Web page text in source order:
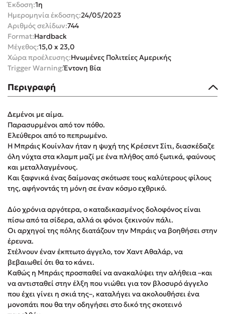
Δημοφιλείς Συγγραφείς
Φυστίκι ΠουΚυλάει
Παύλος Καστανάς
El Sombrero
Στέφανος Ξενάκης
Sebastian Fitzek
Freida McFadden
Κατρίνα Τσάνταλη
Lucinda Riley
Mimi Matthews
Benzamin Bécue
Rebecca Yarros
Teo Benedetti
Emily Henry
Ali Hazelwood
Cori Doerrfeld
Pierdomenico Baccalario
Δανάη Ιμπραχήμ
Δημοφιλή Άρθρα
Έκδοση:1η
Ημερομηνία έκδοσης:24/05/2023
Αριθμός σελίδων:744
Format:Hardback
Μέγεθος:15,0 x 23,0
Χώρα προέλευσης:Ηνωμένες Πολιτείες Αμερικής
Trigger Warning:Έντονη Βία
Περιγραφή
Δεμένοι με αίμα.
Παρασυρμένοι από τον πόθο.
Ελεύθεροι από το πεπρωμένο.
Η Μπράις Κουίνλαν ήταν η ψυχή της Κρέσεντ Σίτι, διασκέδαζε
όλη νύχτα στα κλαμπ μαζί με ένα πλήθος από ξωτικά, φαύνους
και μεταλλαγμένους.
Και ξαφνικά ένας δαίμονας σκότωσε τους καλύτερους φίλους
της, αφήνοντάς τη μόνη σε έναν κόσμο εχθρικό.
Δύο χρόνια αργότερα, ο καταδικασμένος δολοφόνος είναι
πίσω από τα σίδερα, αλλά οι φόνοι ξεκινούν πάλι.
Οι αρχηγοί της πόλης διατάζουν την Μπράις να βοηθήσει στην
έρευνα.
Στέλνουν έναν έκπτωτο άγγελο, τον Χαντ Αθαλάρ, να
βεβαιωθεί ότι θα το κάνει.
Καθώς η Μπράις προσπαθεί να ανακαλύψει την αλήθεια –και
να αντισταθεί στην έλξη που νιώθει για τον βλοσυρό άγγελο
που έχει γίνει η σκιά της–, καταλήγει να ακολουθήσει ένα
μονοπάτι που θα την οδηγήσει στο δικό της σκοτεινό